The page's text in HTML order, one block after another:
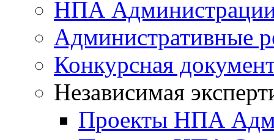
НПА
Административные
Конкурсная
Независимая
Проекты НПА